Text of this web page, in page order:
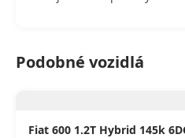
Podobné vozidlá
Fiat 600 1.2T Hybrid 145k